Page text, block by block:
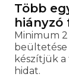
Több
hiányzó
Minimum
beültetése
készítjük
hidat.